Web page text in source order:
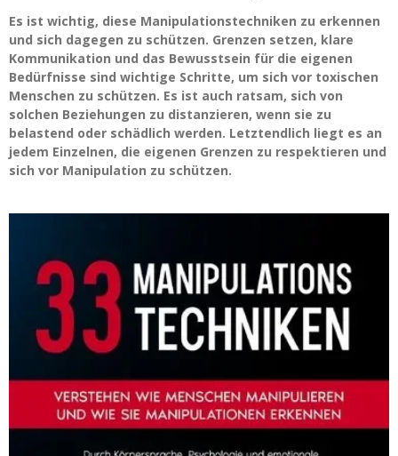
Es ist wichtig, diese Manipulationstechniken zu erkennen
und sich dagegen zu schützen. Grenzen setzen, klare
Kommunikation und das Bewusstsein für die eigenen
Bedürfnisse sind wichtige Schritte, um sich vor toxischen
Menschen zu schützen. Es ist auch ratsam, sich von
solchen Beziehungen zu distanzieren, wenn sie zu
belastend oder schädlich werden. Letztendlich liegt es an
jedem Einzelnen, die eigenen Grenzen zu respektieren und
sich vor Manipulation zu schützen.